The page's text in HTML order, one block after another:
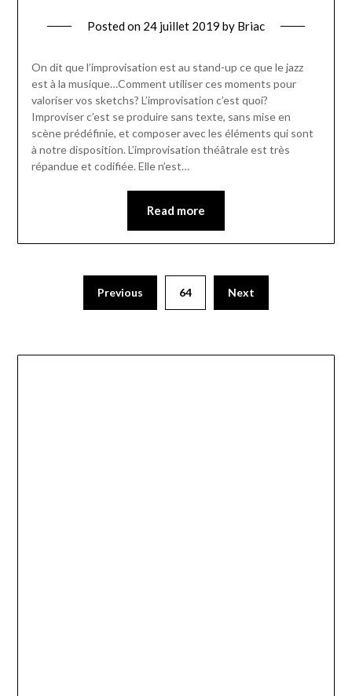
Posted on 24 juillet 2019 by Briac
On dit que l’improvisation est au stand-up ce que le jazz
est à la musique…Comment utiliser ces moments pour
valoriser vos sketchs? L’improvisation c’est quoi?
Improviser c’est se produire sans texte, sans mise en
scène prédéfinie, et composer avec les éléments qui sont
à notre disposition. L’improvisation théâtrale est très
répandue et codifiée. Elle n’est…
Read more
Previous 64 Next